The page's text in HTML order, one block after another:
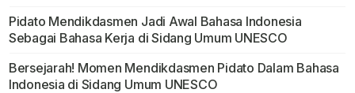
Pidato Mendikdasmen Jadi Awal Bahasa Indonesia
Sebagai Bahasa Kerja di Sidang Umum UNESCO
Bersejarah! Momen Mendikdasmen Pidato Dalam Bahasa
Indonesia di Sidang Umum UNESCO